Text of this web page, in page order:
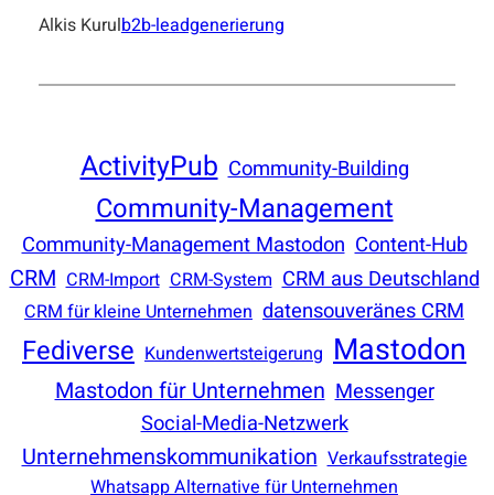
Alkis Kurulb2b-leadgenerierung
ActivityPub Community-Building
Community-Management
Community-Management Mastodon Content-Hub
CRM CRM-Import CRM-System CRM aus Deutschland
CRM für kleine Unternehmen datensouveränes CRM
Fediverse Kundenwertsteigerung Mastodon
Mastodon für Unternehmen Messenger
Social-Media-Netzwerk
Unternehmenskommunikation Verkaufsstrategie
Whatsapp Alternative für Unternehmen